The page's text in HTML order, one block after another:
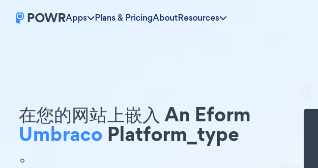
Apps Plans & PricingAboutResources
在您的网站上嵌入 An Eform
Umbraco Platform_type
。